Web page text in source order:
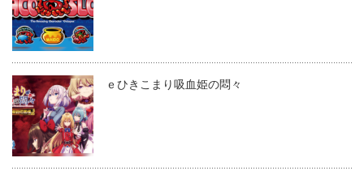
ｅひきこまり吸血姫の悶々